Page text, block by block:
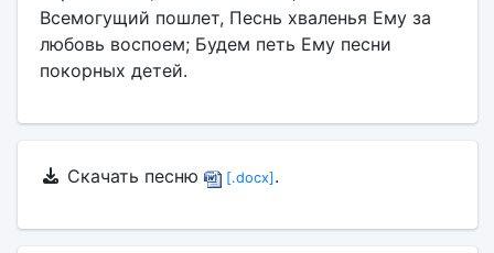
Всемогущий пошлет, Песнь хваленья Ему за
любовь воспоем; Будем петь Ему песни
покорных детей.
Скачать песню [.docx] .